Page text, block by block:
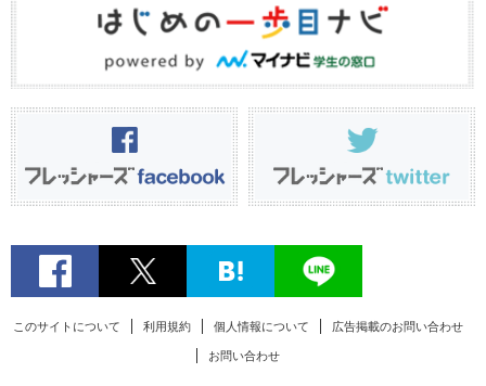
このサイトについて 利用規約 個人情報について 広告掲載のお問い合わせ
お問い合わせ